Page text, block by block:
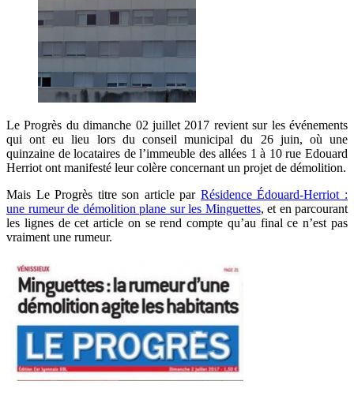
Le Progrès du dimanche 02 juillet 2017 revient sur les événements
qui ont eu lieu lors du conseil municipal du 26 juin, où une
quinzaine de locataires de l’immeuble des allées 1 à 10 rue Edouard
Herriot ont manifesté leur colère concernant un projet de démolition.
Mais Le Progrès titre son article par Résidence Édouard-Herriot :
une rumeur de démolition plane sur les Minguettes, et en parcourant
les lignes de cet article on se rend compte qu’au final ce n’est pas
vraiment une rumeur.